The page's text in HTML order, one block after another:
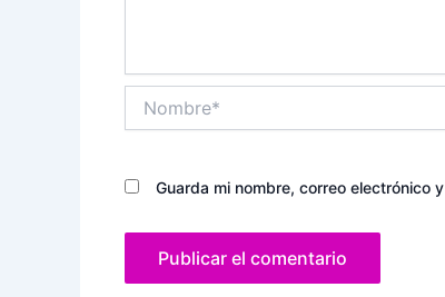
Guarda mi nombre, correo electrónico